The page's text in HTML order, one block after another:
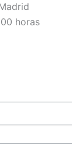
horas
TUS